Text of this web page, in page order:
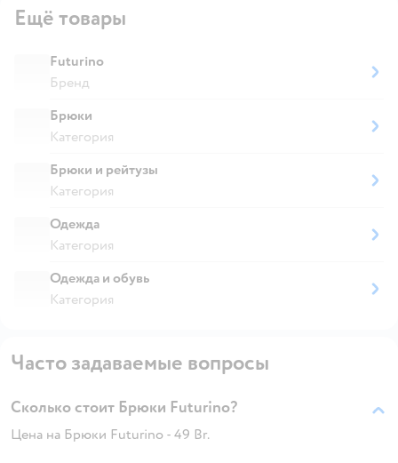
Ещё товары
Futurino
Бренд
Брюки
Категория
Брюки и рейтузы
Категория
Одежда
Категория
Одежда и обувь
Категория
Часто задаваемые вопросы
Сколько стоит Брюки Futurino?
Цена на Брюки Futurino - 49 Br.